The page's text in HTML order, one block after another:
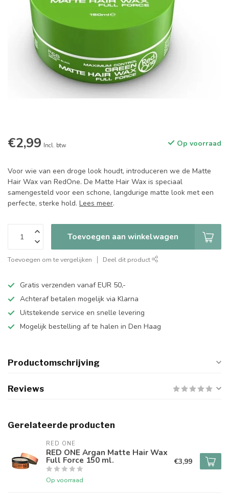
€2,99 Incl. btw Op voorraad
Voor wie van een droge look houdt, introduceren we de Matte
Hair Wax van RedOne. De Matte Hair Wax is speciaal
samengesteld voor een schone, langdurige matte look met een
perfecte, sterke hold. Lees meer.
Toevoegen aan winkelwagen
Toevoegen om te vergelijken Deel dit product
Gratis verzenden vanaf EUR 50,-
Achteraf betalen mogelijk via Klarna
Uitstekende service en snelle levering
Mogelijk bestelling af te halen in Den Haag
Productomschrijving
Reviews
Gerelateerde producten
RED ONE
RED ONE Argan Matte Hair Wax
Full Force 150 ml.
Op voorraad
€3,99